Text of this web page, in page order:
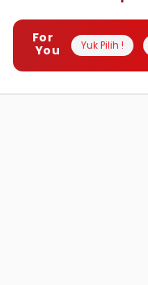
For
You
Yuk Pilih !